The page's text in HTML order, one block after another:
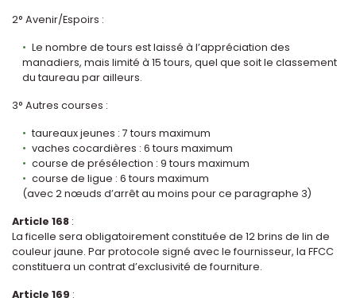
2° Avenir/Espoirs :
Le nombre de tours est laissé à l’appréciation des
manadiers, mais limité à 15 tours, quel que soit le classement
du taureau par ailleurs.
3° Autres courses :
taureaux jeunes : 7 tours maximum
vaches cocardières : 6 tours maximum
course de présélection : 9 tours maximum
course de ligue : 6 tours maximum
(avec 2 nœuds d’arrêt au moins pour ce paragraphe 3)
Article 168 :
La ficelle sera obligatoirement constituée de 12 brins de lin de
couleur jaune. Par protocole signé avec le fournisseur, la FFCC
constituera un contrat d’exclusivité de fourniture.
Article 169 :